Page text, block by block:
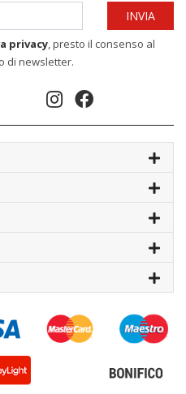
privacy, presto il consenso al
di newsletter.